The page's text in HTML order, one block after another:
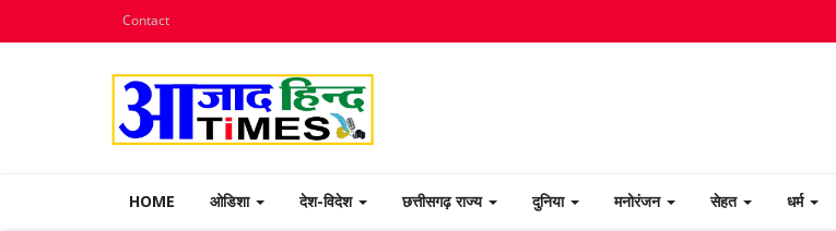
Contact
HOME ओडिशा देश-विदेश छत्तीसगढ़ राज्य दुनिया मनोरंजन सेहत धर्म